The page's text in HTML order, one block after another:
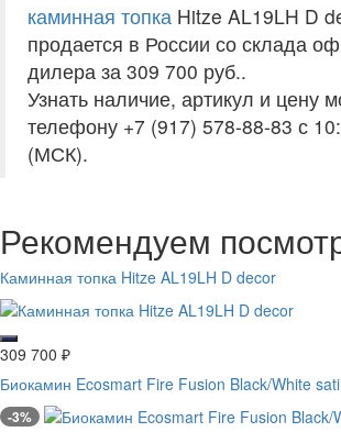
каминная топка Hitze AL19LH D
продается в России со склада
дилера за 309 700 руб..
Узнать наличие, артикул и цену
телефону +7 (917) 578-88-83 с
(МСК).
Рекомендуем
Каминная топка Hitze AL19LH D decor
309 700 ₽
Биокамин Ecosmart Fire Fusion Black/White
-3%